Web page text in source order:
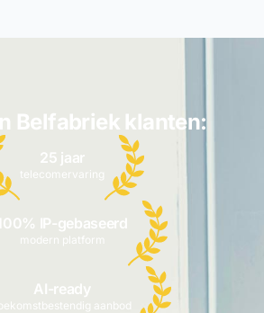
Belfabriek klanten:
25 jaar
telecomervaring
IP-gebaseerd
modern platform
AI-ready
aanbod